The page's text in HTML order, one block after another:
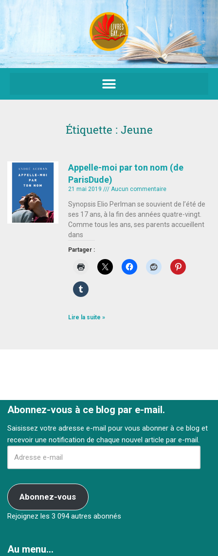
Aller
au
contenu
Étiquette : Jeune
Appelle-moi par ton nom (de
ParisDude)
21 mai 2019 Aucun commentaire
Synopsis Elio Perlman se souvient de l’été de
ses 17 ans, à la fin des années quatre-vingt.
Comme tous les ans, ses parents accueillent
dans
Partager :
Lire la suite »
Abonnez-vous à ce blog par e-mail.
Saisissez votre adresse e-mail pour vous abonner à ce blog et
recevoir une notification de chaque nouvel article par e-mail.
Abonnez-vous
Rejoignez les 3 094 autres abonnés
Au menu…